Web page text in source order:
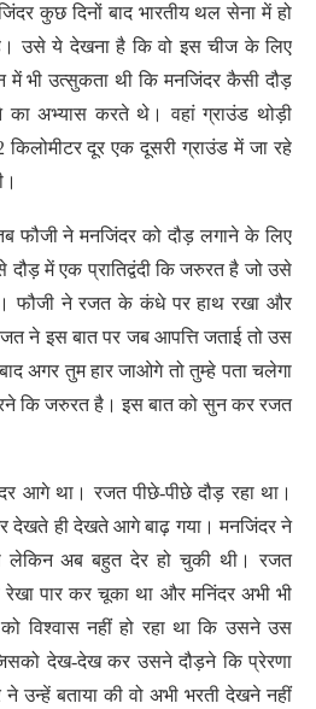
कुछ दिनों बाद भारतीय थल सेना में हो
है। उसे ये देखना है कि वो इस चीज के लिए
भी उत्सुकता थी कि मनजिंदर कैसी दौड़
का अभ्यास करते थे। वहां ग्राउंड थोड़ी
दूर एक दूसरी ग्राउंड में जा रहे
फौजी ने मनजिंदर को दौड़ लगाने के लिए
में एक प्रातिद्वंदी कि जरुरत है जो उसे
फौजी ने रजत के कंधे पर हाथ रखा और
ने इस बात पर जब आपत्ति जताई तो उस
अगर तुम हार जाओगे तो तुम्हे पता चलेगा
कि जरुरत है। इस बात को सुन कर रजत
आगे था। रजत पीछे-पीछे दौड़ रहा था।
देखते ही देखते आगे बाढ़ गया। मनजिंदर ने
लेकिन अब बहुत देर हो चुकी थी। रजत
पार कर चूका था और मनिंदर अभी भी
विश्वास नहीं हो रहा था कि उसने उस
जिसको देख-देख कर उसने दौड़ने कि प्रेरणा
उन्हें बताया की वो अभी भरती देखने नहीं